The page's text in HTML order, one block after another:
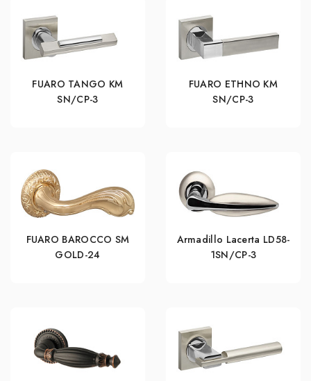
FUARO TANGO KM
SN/CP-3
FUARO ETHNO KM
SN/CP-3
FUARO BAROCCO SM
GOLD-24
Armadillo Lacerta LD58-
1SN/CP-3